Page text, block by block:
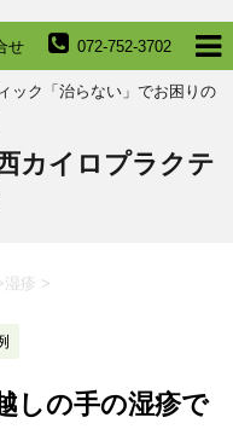
072-752-3702
せ
ック「治らない」でお困りの
カイロプラクテ
湿疹 >
しの手の湿疹で